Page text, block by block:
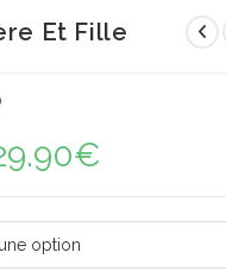
Et Fille
€